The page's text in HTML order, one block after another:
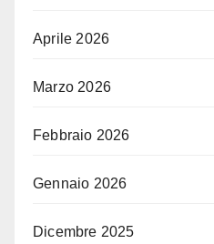
Aprile 2026
Marzo 2026
Febbraio 2026
Gennaio 2026
Dicembre 2025